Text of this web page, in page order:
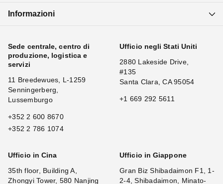
Informazioni
Sede centrale, centro di
produzione, logistica e
servizi
11 Breedewues, L-1259
Senningerberg,
Lussemburgo
+352 2 600 8670
+352 2 786 1074
Ufficio negli Stati Uniti
2880 Lakeside Drive,
#135
Santa Clara, CA 95054
+1 669 292 5611
Ufficio in Cina
35th floor, Building A,
Zhongyi Tower, 580 Nanjing
Ufficio in Giappone
Gran Biz Shibadaimon F1, 1-
2-4, Shibadaimon, Minato-